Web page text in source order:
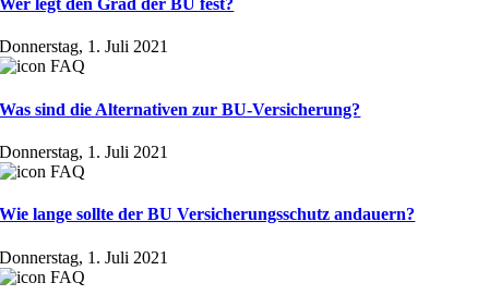
Wer legt den Grad der BU fest?
Donnerstag, 1. Juli 2021
Was sind die Alternativen zur BU-Versicherung?
Donnerstag, 1. Juli 2021
Wie lange sollte der BU Versicherungsschutz andauern?
Donnerstag, 1. Juli 2021